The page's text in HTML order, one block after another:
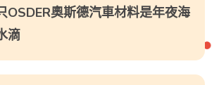
OSDER奧斯德汽車材料是年夜海
滴